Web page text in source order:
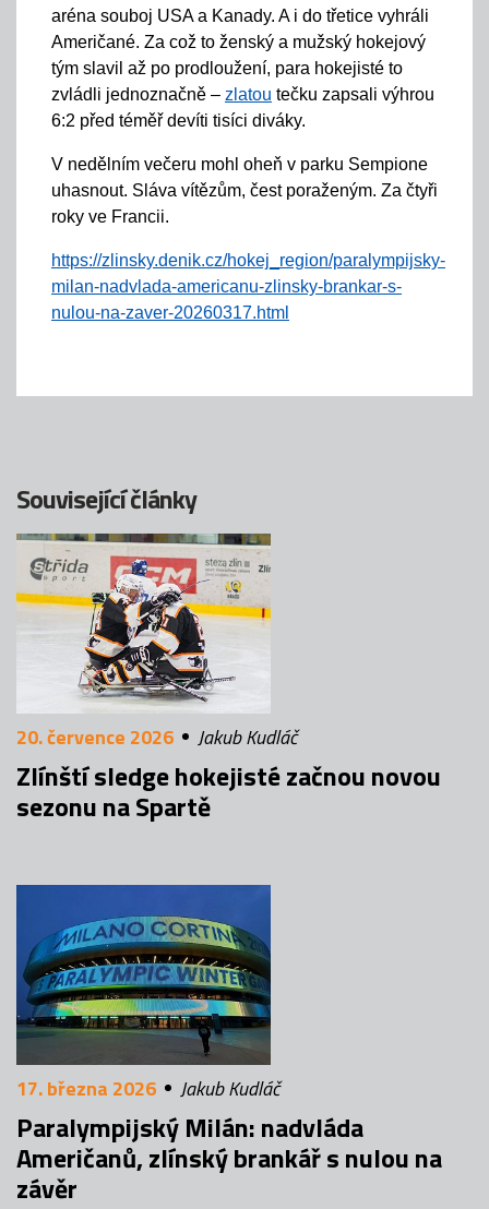
aréna souboj USA a Kanady. A i do třetice vyhráli
Američané. Za což to ženský a mužský hokejový
tým slavil až po prodloužení, para hokejisté to
zvládli jednoznačně – zlatou tečku zapsali výhrou
6:2 před téměř devíti tisíci diváky.
V nedělním večeru mohl oheň v parku Sempione
uhasnout. Sláva vítězům, čest poraženým. Za čtyři
roky ve Francii.
https://zlinsky.denik.cz/hokej_region/paralympijsky-
milan-nadvlada-americanu-zlinsky-brankar-s-
nulou-na-zaver-20260317.html
Související články
20. července 2026 Jakub Kudláč
Zlínští sledge hokejisté začnou novou
sezonu na Spartě
17. března 2026 Jakub Kudláč
Paralympijský Milán: nadvláda
Američanů, zlínský brankář s nulou na
závěr